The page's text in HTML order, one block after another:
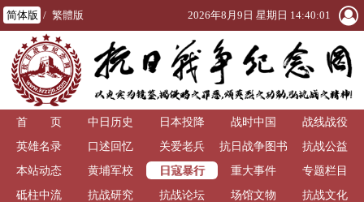
简体版 / 繁體版 2026年8月9日 星期日 14:40:03
首 页 中日历史 日本投降 战时中国
战线战役
英雄名录
口述回忆 关爱老兵
抗日战争图书
馆
抗战公益
本站动态
黄埔军校 日寇暴行 重大事件
专题栏目
砥柱中流
抗战研究 抗战论坛 场馆文物 抗战文化